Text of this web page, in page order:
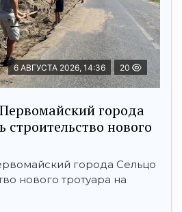
6 АВГУСТА 2026, 14:36 20
города
строительство нового
города Сельцо
нового тротуара на